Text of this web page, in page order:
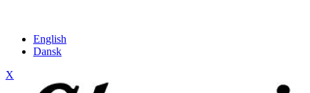
English
Dansk
X